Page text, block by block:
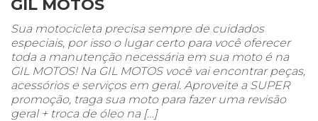
GIL MOTOS
Sua motocicleta precisa sempre de cuidados
especiais, por isso o lugar certo para você oferecer
toda a manutenção necessária em sua moto é na
GIL MOTOS! Na GIL MOTOS você vai encontrar peças,
acessórios e serviços em geral. Aproveite a SUPER
promoção, traga sua moto para fazer uma revisão
geral + troca de óleo na […]